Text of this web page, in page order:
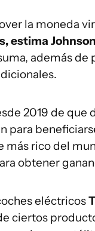
la moneda
estima Johnson
además de
2019 de que
rico del
obtener
eléctricos
ciertos